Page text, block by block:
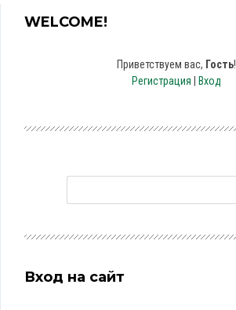
WELCOME!
Приветствуем вас, Гость!
Регистрация
Вход
Вход на сайт